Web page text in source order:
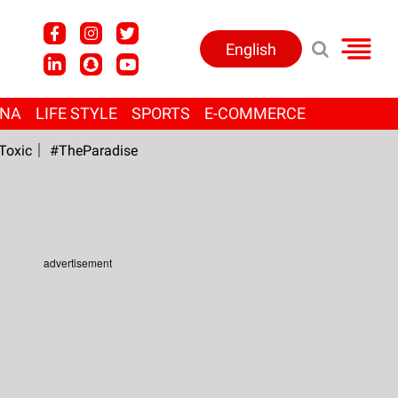
English
LIFE STYLE SPORTS E-COMMERCE
#TheParadise
advertisement